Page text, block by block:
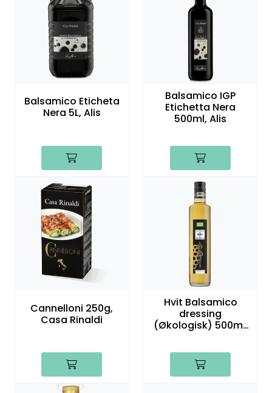
Balsamico Eticheta
Nera 5L, Alis
Balsamico IGP
Etichetta Nera
500ml, Alis
Cannelloni 250g,
Casa Rinaldi
Hvit Balsamico
dressing
(Økologisk) 500ml,